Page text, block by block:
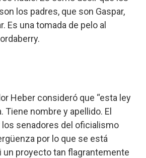
los padres, que son Gaspar,
Es una tomada de pelo al
Heber consideró que “esta ley
Tiene nombre y apellido. El
los senadores del oficialismo
por lo que se está
un proyecto tan flagrantemente